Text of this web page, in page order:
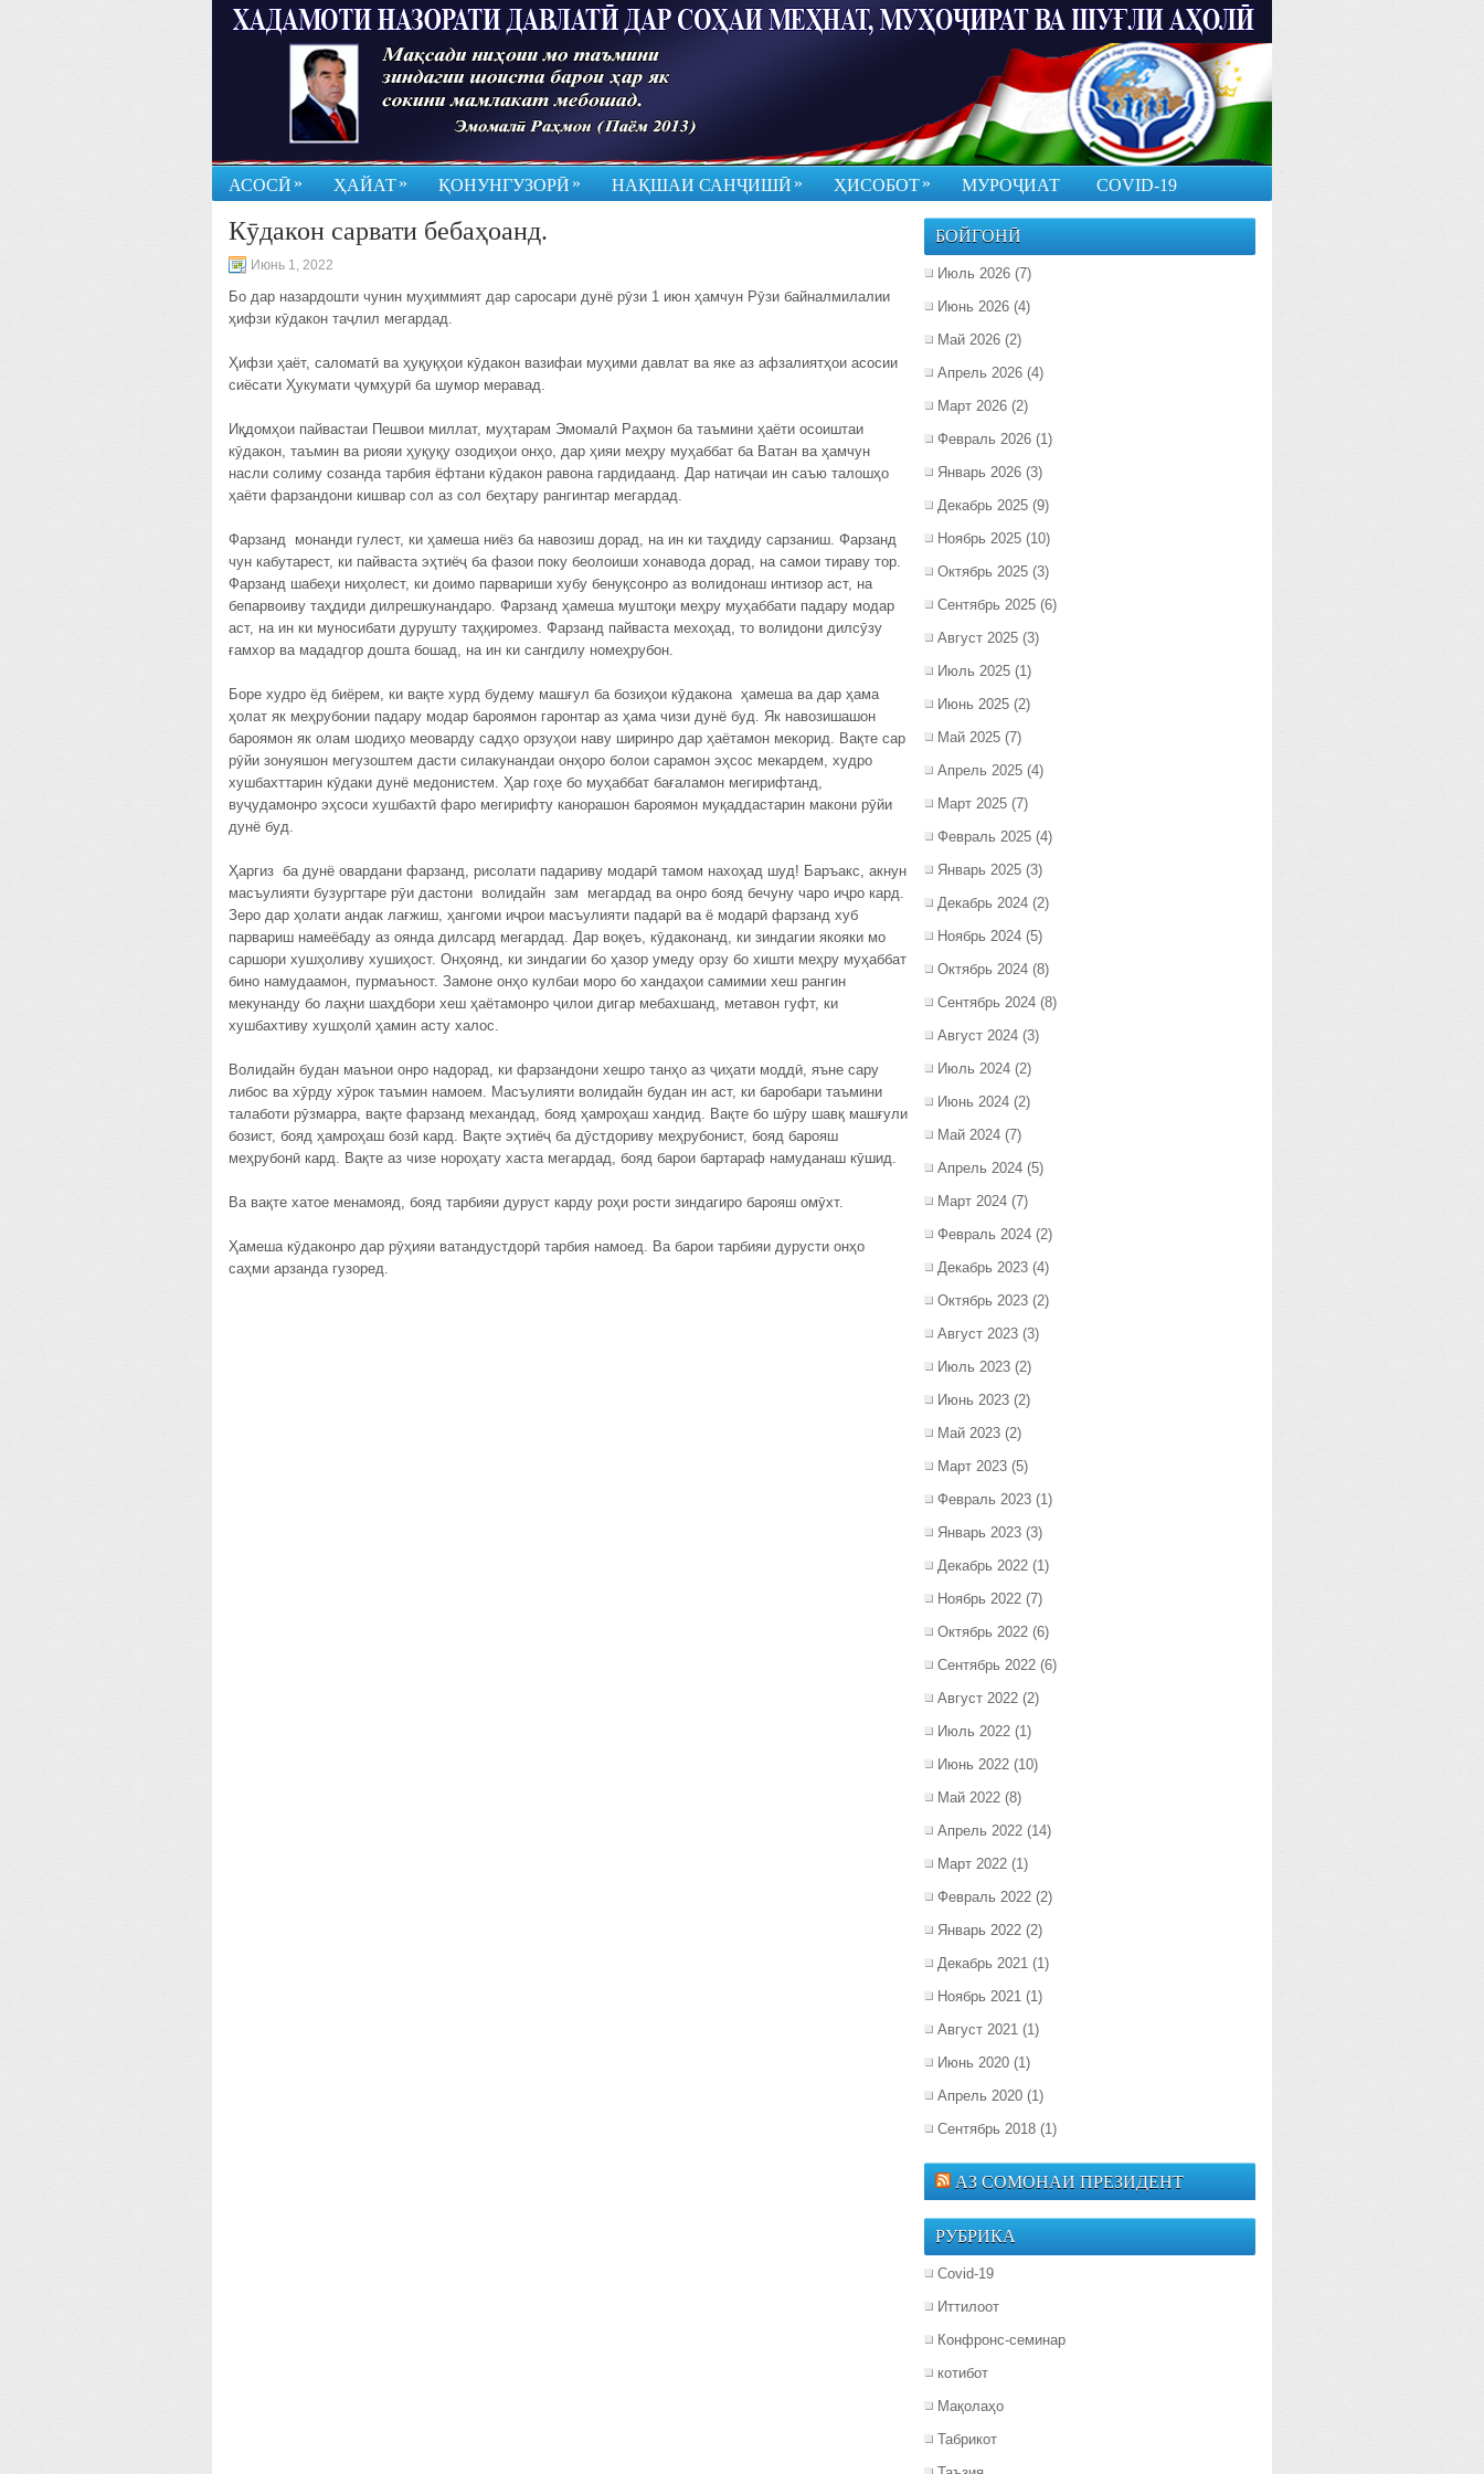
АСОСӢ » ҲАЙАТ» ҚОНУНГУЗОРӢ » НАҚШАИ САНҶИШӢ » ҲИСОБОТ» МУРОҶИАТ COVID-19
Кӯдакон сарвати бебаҳоанд.
Июнь 1, 2022
Бо дар назардошти чунин муҳиммият дар саросари дунё рӯзи 1 июн ҳамчун Рӯзи байналмилалии
ҳифзи кӯдакон таҷлил мегардад.
Ҳифзи ҳаёт, саломатӣ ва ҳуқуқҳои кӯдакон вазифаи муҳими давлат ва яке аз афзалиятҳои асосии
сиёсати Ҳукумати ҷумҳурӣ ба шумор меравад.
Иқдомҳои пайвастаи Пешвои миллат, муҳтарам Эмомалӣ Раҳмон ба таъмини ҳаёти осоиштаи
кӯдакон, таъмин ва риояи ҳуқуқу озодиҳои онҳо, дар ҳияи меҳру муҳаббат ба Ватан ва ҳамчун
насли солиму созанда тарбия ёфтани кӯдакон равона гардидаанд. Дар натиҷаи ин саъю талошҳо
ҳаёти фарзандони кишвар сол аз сол беҳтару рангинтар мегардад.
Фарзанд монанди гулест, ки ҳамеша ниёз ба навозиш дорад, на ин ки таҳдиду сарзаниш. Фарзанд
чун кабутарест, ки пайваста эҳтиёҷ ба фазои поку беолоиши хонавода дорад, на самои тираву тор.
Фарзанд шабеҳи ниҳолест, ки доимо парвариши хубу бенуқсонро аз волидонаш интизор аст, на
бепарвоиву таҳдиди дилрешкунандаро. Фарзанд ҳамеша муштоқи меҳру муҳаббати падару модар
аст, на ин ки муносибати дурушту таҳқиромез. Фарзанд пайваста мехоҳад, то волидони дилсӯзу
ғамхор ва мададгор дошта бошад, на ин ки сангдилу номеҳрубон.
Боре худро ёд биёрем, ки вақте хурд будему машғул ба бозиҳои кӯдакона ҳамеша ва дар ҳама
ҳолат як меҳрубонии падару модар бароямон гаронтар аз ҳама чизи дунё буд. Як навозишашон
бароямон як олам шодиҳо меоварду садҳо орзуҳои наву ширинро дар ҳаётамон мекорид. Вақте сар
рӯйи зонуяшон мегузоштем дасти силакунандаи онҳоро болои сарамон эҳсос мекардем, худро
хушбахттарин кӯдаки дунё медонистем. Ҳар гоҳе бо муҳаббат бағаламон мегирифтанд,
вуҷудамонро эҳсоси хушбахтӣ фаро мегирифту канорашон бароямон муқаддастарин макони рӯйи
дунё буд.
Ҳаргиз ба дунё овардани фарзанд, рисолати падариву модарӣ тамом нахоҳад шуд! Баръакс, акнун
масъулияти бузургтаре рӯи дастони волидайн зам мегардад ва онро бояд бечуну чаро иҷро кард.
Зеро дар ҳолати андак лағжиш, ҳангоми иҷрои масъулияти падарӣ ва ё модарӣ фарзанд хуб
парвариш намеёбаду аз оянда дилсард мегардад. Дар воқеъ, кӯдаконанд, ки зиндагии якояки мо
саршори хушҳоливу хушиҳост. Онҳоянд, ки зиндагии бо ҳазор умеду орзу бо хишти меҳру муҳаббат
бино намудаамон, пурмаъност. Замоне онҳо кулбаи моро бо хандаҳои самимии хеш рангин
мекунанду бо лаҳни шаҳдбори хеш ҳаётамонро ҷилои дигар мебахшанд, метавон гуфт, ки
хушбахтиву хушҳолӣ ҳамин асту халос.
Волидайн будан маънои онро надорад, ки фарзандони хешро танҳо аз ҷиҳати моддӣ, яъне сару
либос ва хӯрду хӯрок таъмин намоем. Масъулияти волидайн будан ин аст, ки баробари таъмини
талаботи рӯзмарра, вақте фарзанд механдад, бояд ҳамроҳаш хандид. Вақте бо шӯру шавқ машғули
бозист, бояд ҳамроҳаш бозӣ кард. Вақте эҳтиёҷ ба дӯстдориву меҳрубонист, бояд барояш
меҳрубонӣ кард. Вақте аз чизе нороҳату хаста мегардад, бояд барои бартараф намуданаш кӯшид.
Ва вақте хатое менамояд, бояд тарбияи дуруст карду роҳи рости зиндагиро барояш омӯхт.
Ҳамеша кӯдаконро дар рӯҳияи ватандустдорӣ тарбия намоед. Ва барои тарбияи дурусти онҳо
саҳми арзанда гузоред.
БОЙГОНӢ
Июль 2026 (7)
Июнь 2026 (4)
Май 2026 (2)
Апрель 2026 (4)
Март 2026 (2)
Февраль 2026 (1)
Январь 2026 (3)
Декабрь 2025 (9)
Ноябрь 2025 (10)
Октябрь 2025 (3)
Сентябрь 2025 (6)
Август 2025 (3)
Июль 2025 (1)
Июнь 2025 (2)
Май 2025 (7)
Апрель 2025 (4)
Март 2025 (7)
Февраль 2025 (4)
Январь 2025 (3)
Декабрь 2024 (2)
Ноябрь 2024 (5)
Октябрь 2024 (8)
Сентябрь 2024 (8)
Август 2024 (3)
Июль 2024 (2)
Июнь 2024 (2)
Май 2024 (7)
Апрель 2024 (5)
Март 2024 (7)
Февраль 2024 (2)
Декабрь 2023 (4)
Октябрь 2023 (2)
Август 2023 (3)
Июль 2023 (2)
Июнь 2023 (2)
Май 2023 (2)
Март 2023 (5)
Февраль 2023 (1)
Январь 2023 (3)
Декабрь 2022 (1)
Ноябрь 2022 (7)
Октябрь 2022 (6)
Сентябрь 2022 (6)
Август 2022 (2)
Июль 2022 (1)
Июнь 2022 (10)
Май 2022 (8)
Апрель 2022 (14)
Март 2022 (1)
Февраль 2022 (2)
Январь 2022 (2)
Декабрь 2021 (1)
Ноябрь 2021 (1)
Август 2021 (1)
Июнь 2020 (1)
Апрель 2020 (1)
Сентябрь 2018 (1)
АЗ СОМОНАИ ПРЕЗИДЕНТ
РУБРИКА
Covid-19
Иттилоот
Конфронс-семинар
котибот
Мақолаҳо
Табрикот